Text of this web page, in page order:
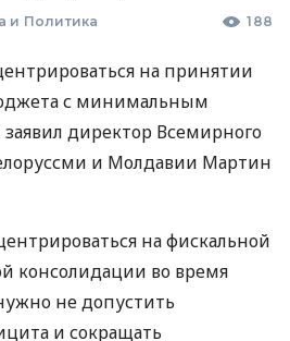
и Политика 188
на принятии
с минимальным
директор Всемирного
и Молдавии Мартин
на фискальной
консолидации во время
не допустить
и сокращать